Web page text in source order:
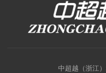
中超越（浙江